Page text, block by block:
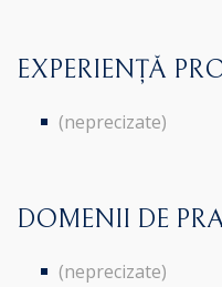
EXPERIENȚĂ
(neprecizate)
DOMENII DE
(neprecizate)